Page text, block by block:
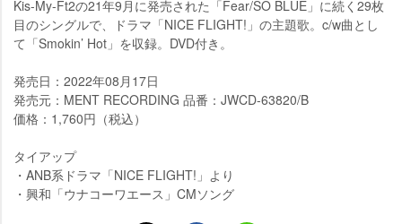
Kis-My-Ft2の21年9月に発売された「Fear/SO BLUE」に続く29枚
目のシングルで、ドラマ「NICE FLIGHT!」の主題歌。c/w曲とし
て「Smokin’ Hot」を収録。DVD付き。
発売日：2022年08月17日
発売元：MENT RECORDING 品番：JWCD-63820/B
価格：1,760円（税込）
タイアップ
・ANB系ドラマ「NICE FLIGHT!」より
・興和「ウナコーワエース」CMソング